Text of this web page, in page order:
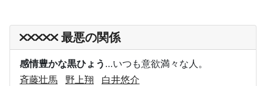
最悪の関係
感情豊かな黒ひょう …いつも意欲満々な人。
斉藤壮馬
野上翔 白井悠介